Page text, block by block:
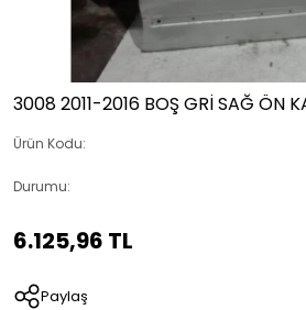
3008 2011-2016 BOŞ GRİ SAĞ ÖN
Ürün Kodu:
Durumu:
6.125,96 TL
Paylaş